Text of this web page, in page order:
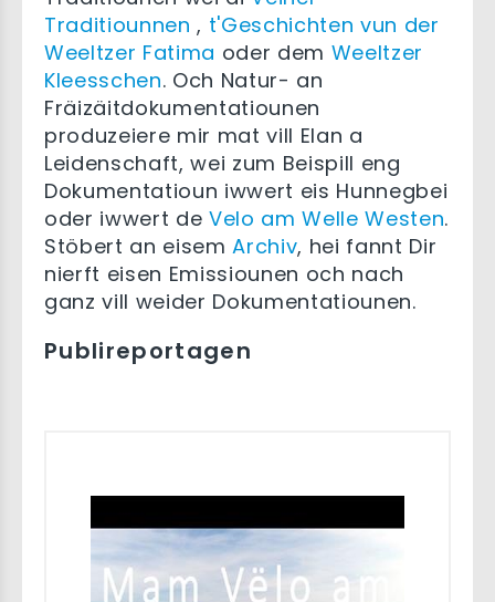
Traditiounnen , t'Geschichten vun der
Weeltzer Fatima oder dem Weeltzer
Kleesschen. Och Natur- an
Fräizäitdokumentatiounen
produzeiere mir mat vill Elan a
Leidenschaft, wei zum Beispill eng
Dokumentatioun iwwert eis Hunnegbei
oder iwwert de Velo am Welle Westen.
Stöbert an eisemArchiv, hei fannt Dir
nierft eisen Emissiounen och nach
ganz vill weider Dokumentatiounen.
Publireportagen